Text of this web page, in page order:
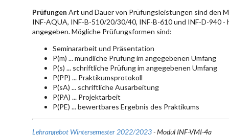
Prüfungen Art und Dauer von Prüfungsleistungen sind den
INF-AQUA, INF-B-510/20/30/40, INF-B-610 und INF-D-940
angegeben. Mögliche Prüfungsformen sind:
Seminararbeit und Präsentation
P(m) ... mündliche Prüfung im angegebenen Umfang
P(s) ... schriftliche Prüfung im angegebenen Umfang
P(PP) ... Praktikumsprotokoll
P(sA) ... schriftliche Ausarbeitung
P(PA) ... Projektarbeit
P(PE) ... bewertbares Ergebnis des Praktikums
Lehrangebot Wintersemester 2022/2023- Modul INF-VMI-4a